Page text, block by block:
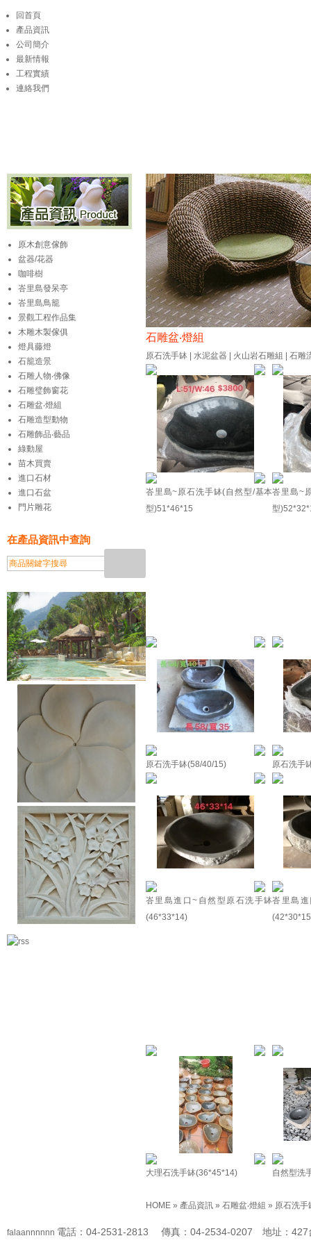
回首頁
產品資訊
公司簡介
最新情報
工程實績
連絡我們
石雕盆‧燈組
原石洗手缽 水泥盆器 火山岩石雕組 石雕
峇里島~原石洗手缽(自然型/基本
型)51*46*15
峇里島~
型
原石洗手缽(58/40/15) 原石洗手
峇里島進口~自然型原石洗手缽
(46*33*14)
峇里島
大理石洗手缽(36*45*14) 自然型洗
HOME » 產品資訊 » 石雕盆‧燈組 » 原石洗手
原木創意傢飾
盆器/花器
咖啡樹
峇里島發呆亭
峇里島鳥籠
景觀工程作品集
木雕木製傢俱
燈具藤燈
石籠造景
石雕人物‧佛像
石雕璧飾窗花
石雕盆‧燈組
石雕造型動物
石雕飾品‧藝品
綠動屋
苗木買賣
進口石材
進口石盆
門片雕花
在產品資訊中查詢
falaannnnnn 電話：04-2531-2813 傳真：04-2534-0207 地址：427